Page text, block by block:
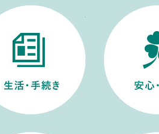
生活・手続き